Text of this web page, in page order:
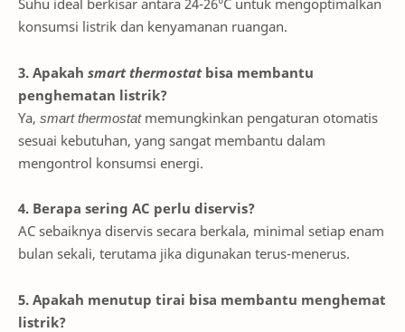
Suhu ideal berkisar antara 24-26°C untuk mengoptimalkan
konsumsi listrik dan kenyamanan ruangan.
3. Apakah smart thermostatbisa membantu
penghematan listrik?
Ya, smart thermostatmemungkinkan pengaturan otomatis
sesuai kebutuhan, yang sangat membantu dalam
mengontrol konsumsi energi.
4. Berapa sering AC perlu diservis?
AC sebaiknya diservis secara berkala, minimal setiap enam
bulan sekali, terutama jika digunakan terus-menerus.
5. Apakah menutup tirai bisa membantu menghemat
listrik?